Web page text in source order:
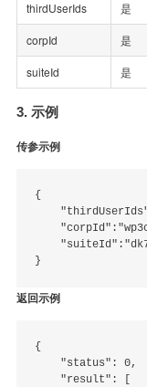
thirdUserIds 是
corpId 是
suiteId 是
3. 示例
传参示例
{
返回示例
{
    "status": 0,
    "result": [